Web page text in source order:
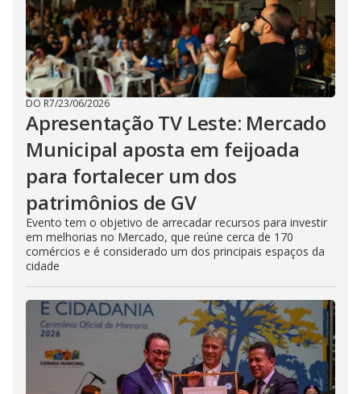
DO R7/23/06/2026
Apresentação TV Leste: Mercado
Municipal aposta em feijoada
para fortalecer um dos
patrimônios de GV
Evento tem o objetivo de arrecadar recursos para investir
em melhorias no Mercado, que reúne cerca de 170
comércios e é considerado um dos principais espaços da
cidade